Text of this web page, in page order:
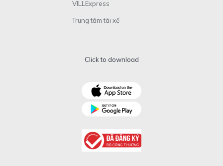
VILLExpress
Trung tâm tài xế
Click to download